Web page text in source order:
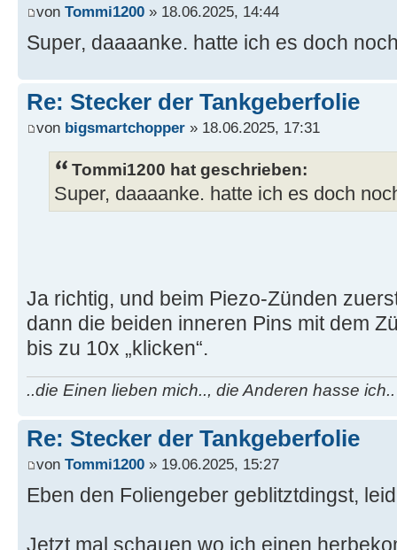
von Tommi1200 » 18.06.2025, 14:44
Super, daaaanke. hatte ich es doch
Re: Stecker der Tankgeberfolie
von bigsmartchopper » 18.06.2025, 17:31
Tommi1200 hat geschrieben:
Super, daaaanke. hatte ich es doch
Ja richtig, und beim Piezo-Zünden
dann die beiden inneren Pins mit dem
bis zu 10x „klicken“.
..die Einen lieben mich.., die Anderen hasse ich..
Re: Stecker der Tankgeberfolie
von Tommi1200 » 19.06.2025, 15:27
Eben den Foliengeber geblitztdingst,
Jetzt mal schauen wo ich einen